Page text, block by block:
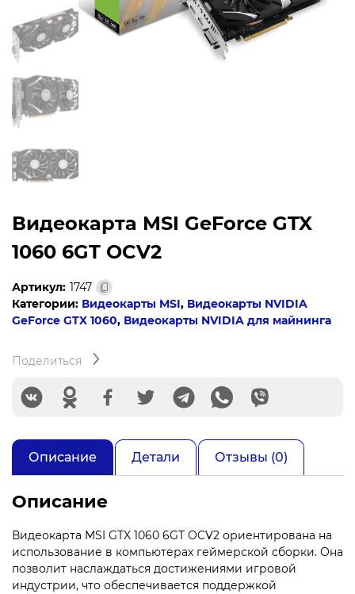
Видеокарта MSI GeForce GTX
1060 6GT OCV2
Артикул: 1747
Категории: Видеокарты MSI, Видеокарты NVIDIA
GeForce GTX 1060, Видеокарты NVIDIA для майнинга
Поделиться
Описание Детали Отзывы (0)
Описание
Видеокарта MSI GTX 1060 6GT OCV2 ориентирована на
использование в компьютерах геймерской сборки. Она
позволит наслаждаться достижениями игровой
индустрии, что обеспечивается поддержкой